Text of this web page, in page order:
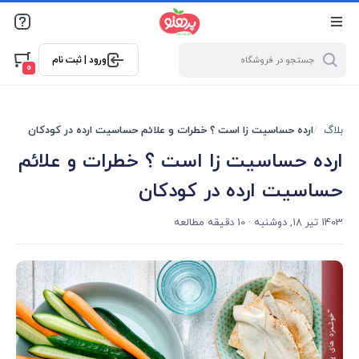
@media screen and (max-width: 500px) { .w-ch{bottom: 125px
!important; left:5px !important;} }
ورود | ثبت نام
0
بلاگ ارده حساسیت زا است ؟ خطرات و علائم حساسیت ارده در کودکان
ارده حساسیت زا است ؟ خطرات و علائم
حساسیت ارده در کودکان
1403 تیر 18, دوشنبه · 10 دقیقه مطالعه